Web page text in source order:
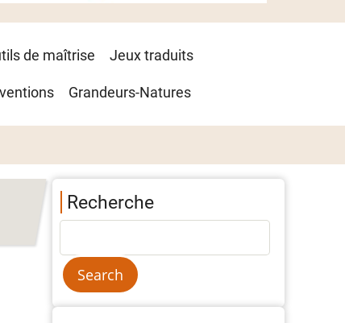
de maîtrise Jeux traduits
Grandeurs-Natures
Recherche